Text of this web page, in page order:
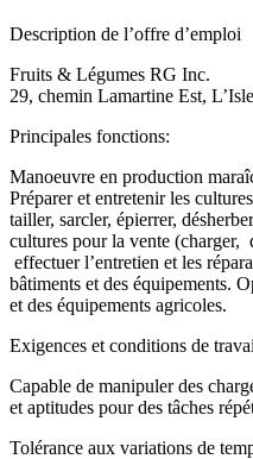
Description de l’offre d’emploi
Fruits & Légumes RG Inc.
29, chemin Lamartine Est,
Principales fonctions:
Manoeuvre en production
Préparer et entretenir les
tailler, sarcler, épierrer,
cultures pour la vente (charger,
effectuer l’entretien et les
bâtiments et des équipements.
et des équipements agricoles.
Exigences et conditions de
Capable de manipuler des
et aptitudes pour des tâches
Tolérance aux variations de